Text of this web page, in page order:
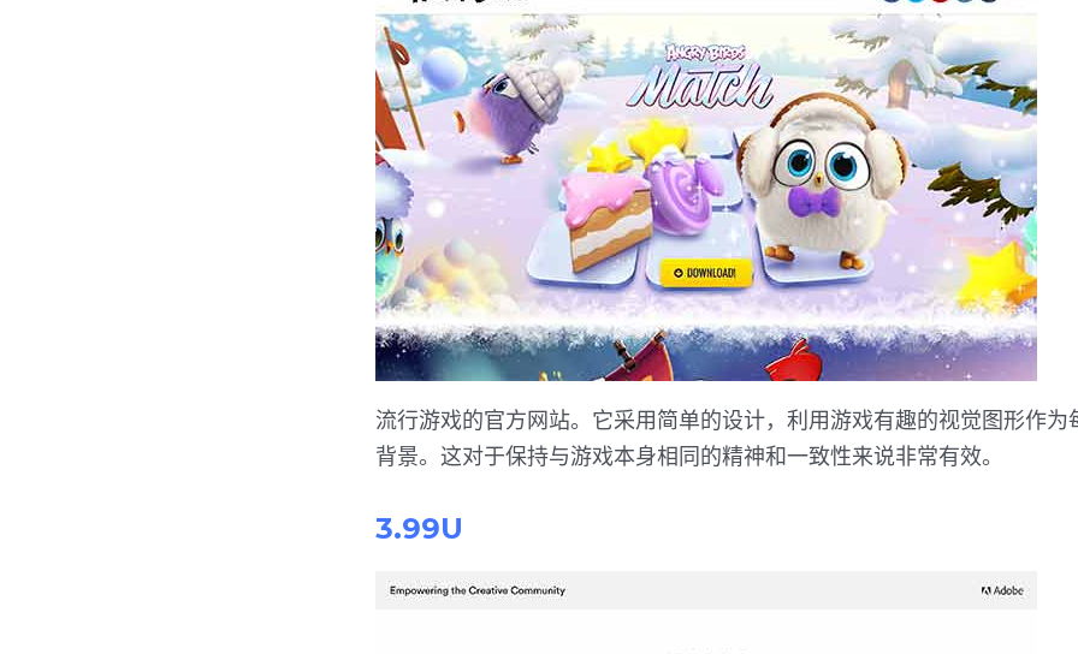
流行游戏的官方网站。它采用简单的设计，利用游戏有趣的视觉图形作为
背景。这对于保持与游戏本身相同的精神和一致性来说非常有效。
3.99U